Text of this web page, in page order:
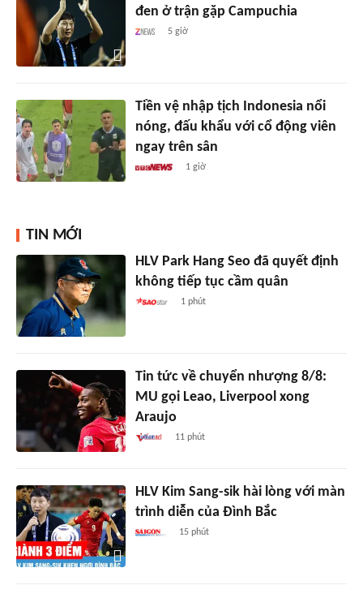
đen ở trận gặp Campuchia
5 giờ
Tiền vệ nhập tịch Indonesia nổi
nóng, đấu khẩu với cổ động viên
ngay trên sân
1 giờ
TIN MỚI
HLV Park Hang Seo đã quyết định
không tiếp tục cầm quân
1 phút
Tin tức về chuyển nhượng 8/8:
MU gọi Leao, Liverpool xong
Araujo
11 phút
HLV Kim Sang-sik hài lòng với màn
trình diễn của Đình Bắc
15 phút